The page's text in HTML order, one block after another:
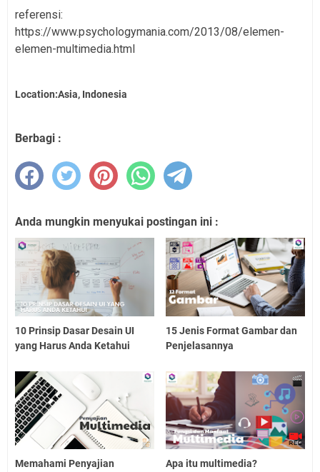
referensi:
https://www.psychologymania.com/2013/08/elemen-
elemen-multimedia.html
Location:Asia, Indonesia
Berbagi :
Anda mungkin menyukai postingan ini :
10 Prinsip Dasar Desain UI
yang Harus Anda Ketahui
15 Jenis Format Gambar dan
Penjelasannya
Memahami Penyajian
Apa itu multimedia?